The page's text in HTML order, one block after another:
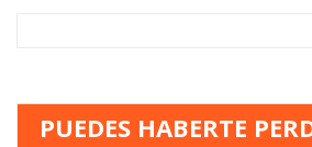
PUEDES HABERTE